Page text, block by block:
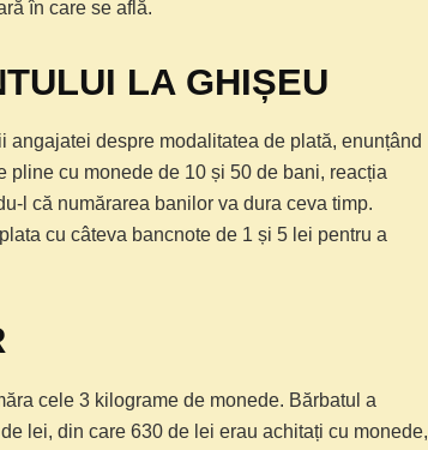
în care se află.
LA GHIȘEU
despre modalitatea de plată, enunțând
pline cu monede de 10 și 50 de bani, reacția
l că numărarea banilor va dura ceva timp.
cu câteva bancnote de 1 și 5 lei pentru a
cele 3 kilograme de monede. Bărbatul a
lei, din care 630 de lei erau achitați cu monede,